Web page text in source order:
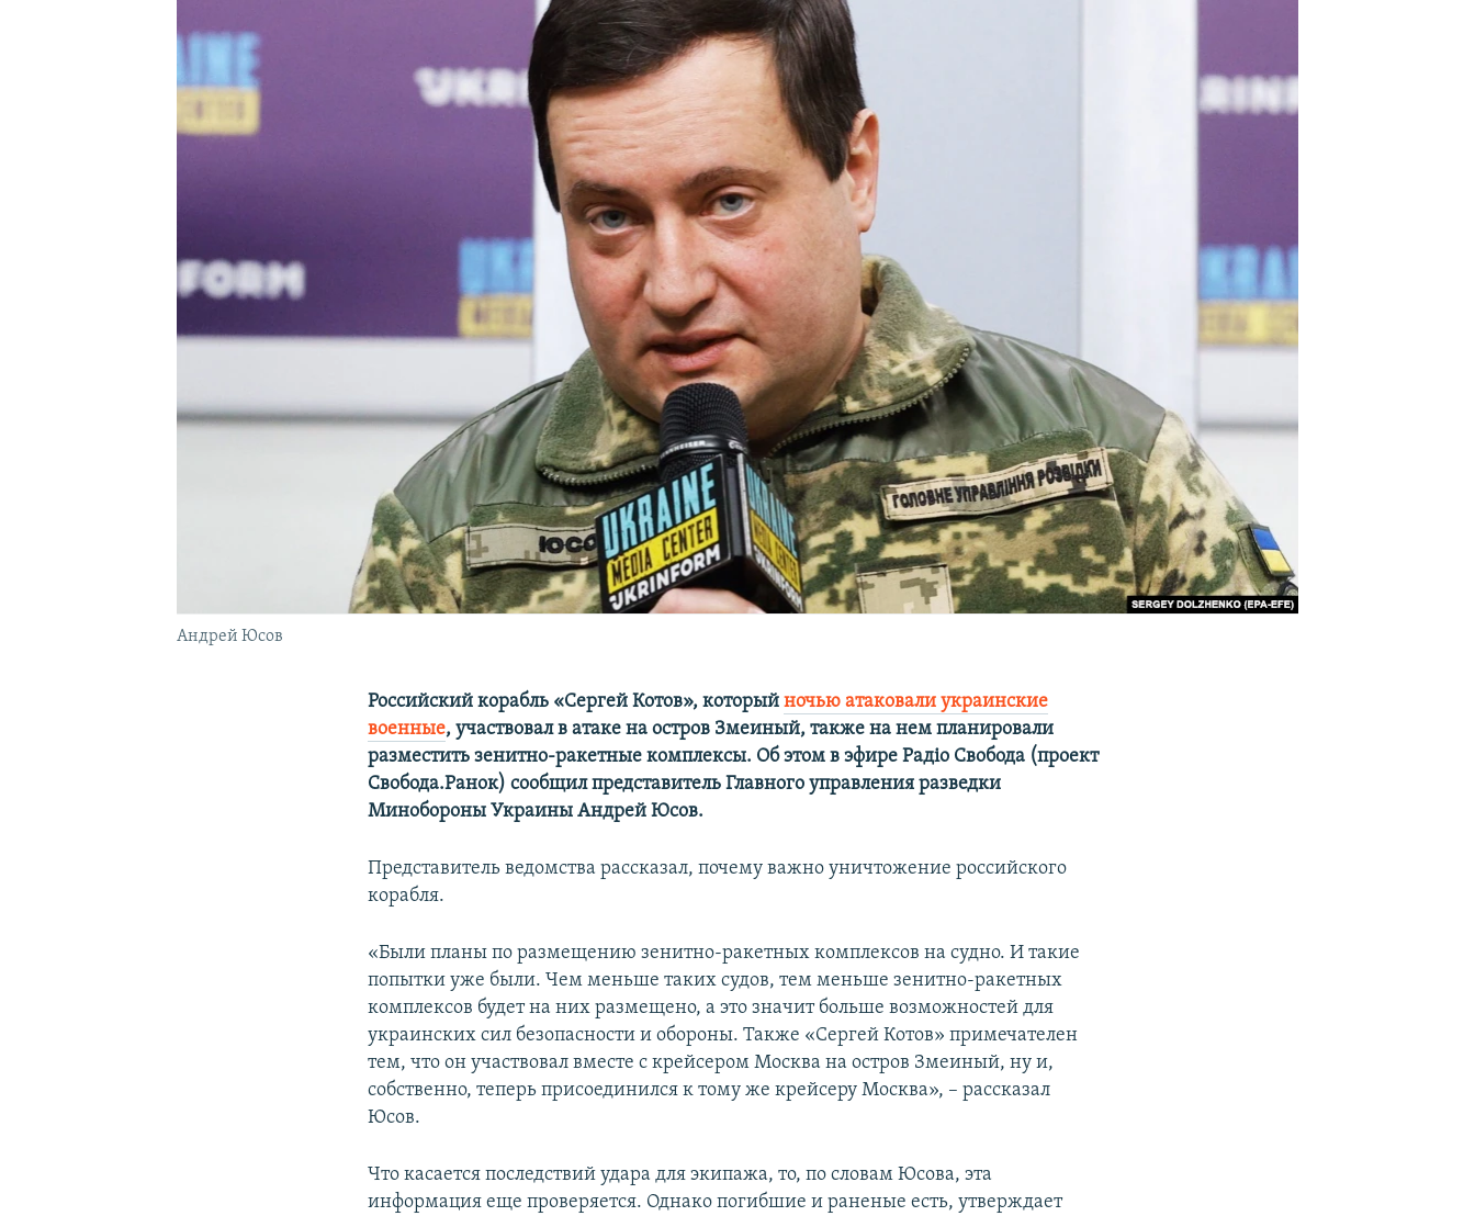
КРЫМ.НЕПОКОРЕННЫЙ
УКРАИНСКАЯ ПРОБЛЕМА КРЫМА
Андрей Юсов
Российский корабль «Сергей Котов», которыйночью атаковали украинские
военные, участвовал в атаке на остров Змеиный, также на нем планировали
разместить зенитно-ракетные комплексы. Об этом в эфире Радіо Свобода (проект
Свобода.Ранок) сообщил представитель Главного управления разведки
Минобороны Украины Андрей Юсов.
Представитель ведомства рассказал, почему важно уничтожение российского
корабля.
«Были планы по размещению зенитно-ракетных комплексов на судно. И такие
попытки уже были. Чем меньше таких судов, тем меньше зенитно-ракетных
комплексов будет на них размещено, а это значит больше возможностей для
украинских сил безопасности и обороны. Также «Сергей Котов» примечателен
тем, что он участвовал вместе с крейсером Москва на остров Змеиный, ну и,
собственно, теперь присоединился к тому же крейсеру Москва», – рассказал
Юсов.
Что касается последствий удара для экипажа, то, по словам Юсова, эта
информация еще проверяется. Однако погибшие и раненые есть, утверждает